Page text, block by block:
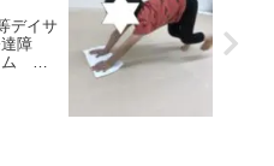
デイサ
障
ム こ